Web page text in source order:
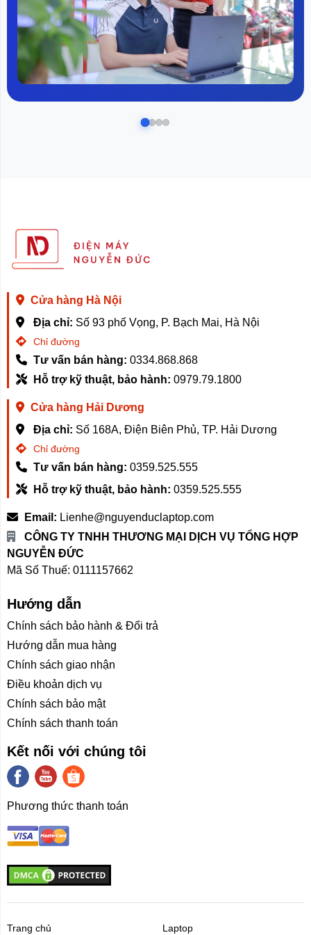
công nghệ này còn đảm bảo:
Mềm mại và mịn màng
: Quá trình sấy khô được
kiểm soát cẩn thận, giúp giữ cho quần áo luôn
mềm mịn, thoải mái khi chạm vào mà không lo bị
khô cứng hay xơ cứng vải.
: Công nghệ sấy
thông minh loại bỏ hoàn toàn các tạp chất và chất
gây dị ứng, mang lại sự an toàn tối đa cho người
sáng, giữ form dáng của trang phục, duy trì độ bền
đẹp của quần áo qua thời gian.
sấy trở nên nhẹ nhàng hơn, đảm bảo quần áo của bạn
luôn giữ được chất lượng hoàn hảo sau mỗi lần giặt.
Tăng tốc độ sấy nhanh hơn 6%
tăng tốc độ sấy nhanh hơn 6% so với thế hệ trước, nhờ
sự kết hợp giữalưu lượng gió lớn lên tới
13,5m/s
và
mạnh mẽ này giúp quần áo khô đều hơn, nhanh chóng
loại bỏ độ ẩm mà vẫn đảm bảo quần áo mềm mại,
không bị khô cứng.
Với tốc độ sấy nhanh vượt trội, MJ302 giúp tiết kiệm
thời gian đáng kể, mang lại hiệu quả giặt sấy tối ưu,
đặc biệt hữu ích trong những ngày bận rộn hoặc khi cần
sử dụng quần áo ngay sau khi giặt.
Thiết kế lồng giặt lớn hơn cho hiệu quả vượt trội
Máy Giặt Sấy Xiaomi Mijia MJ302
giặt lớn hơn, cho phép quần áo cỡ lớn được kéo căng
hoàn toàn trong quá trình giặt. Điều này giúp nước và
bột giặt thẩm thấu đều hơn, từ đó tối ưu hóa khả năng
làm sạch của máy.
Không chỉ xử lý tốt các loại quần áo thông thường,
MJ302 còngiặt được chăn, ga, màn
không gặp bất kỳ khó khăn nào. Lồng giặt lớn hơn tạo
không gian thoải mái cho các loại vải lớn, đảm bảo
hay gấp nếp.
Động cơ truyền động trực tiếp
Xiaomi Mijia MJ302được thiết kế với nguyên lý dẫn
động từ trường, giúp mang lại trải nghiệm giặt êm ái và
Cửa hàng Hà Nội
Địa chỉ: Số 93 phố Vọng, P. Bạch Mai, Hà Nội
Chỉ đường
Tư vấn bán hàng: 0334.868.868
Hỗ trợ kỹ thuật, bảo hành: 0979.79.1800
Cửa hàng Hải Dương
Địa chỉ: Số 168A, Điện Biên Phủ, TP. Hải Dương
Chỉ đường
Tư vấn bán hàng: 0359.525.555
Hỗ trợ kỹ thuật, bảo hành: 0359.525.555
Email: Lienhe@nguyenduclaptop.com
CÔNG TY TNHH THƯƠNG MẠI DỊCH VỤ TỔNG HỢP
NGUYỄN ĐỨC
Mã Số Thuế: 0111157662
Hướng dẫn
Chính sách bảo hành & Đổi trả
Hướng dẫn mua hàng
Chính sách giao nhận
Điều khoản dịch vụ
Chính sách bảo mật
Chính sách thanh toán
Kết nối với chúng tôi
Phương thức thanh toán
Trang chủ Laptop